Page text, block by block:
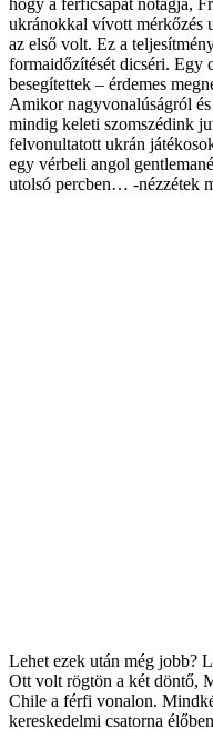
ukránokkal vívott mérkőzés
az első volt. Ez a
formaidőzítését dicséri. Egy
besegítettek – érdemes
Amikor nagyvonalúságról
mindig keleti szomszédink
felvonultatott ukrán
egy vérbeli angol
utolsó percben… -nézzétek
Lehet ezek után még jobb?
Ott volt rögtön a két döntő,
Chile a férfi vonalon.
kereskedelmi csatorna